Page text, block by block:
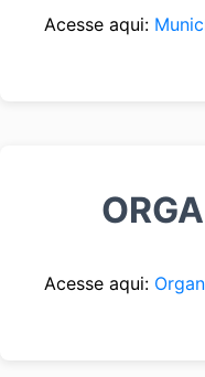
Acesse aqui:
Acesse aqui: